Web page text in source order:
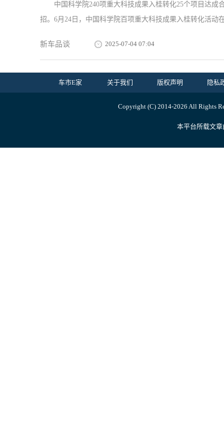
中国科学院240项重大科技成果入桂转化25个项目达
招。6月24日，中国科学院百项重大科技成果入桂转化活动
新车品谈 2025-07-04 07:04
车市E家 关于我们 版权声明 隐私
Copyright (C) 2014-2026 All Rights
本平台所载文章